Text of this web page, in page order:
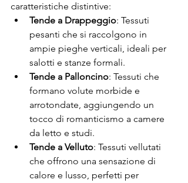
caratteristiche distintive:
Tende a Drappeggio: Tessuti
pesanti che si raccolgono in
ampie pieghe verticali, ideali per
salotti e stanze formali.
Tende a Palloncino: Tessuti che
formano volute morbide e
arrotondate, aggiungendo un
tocco di romanticismo a camere
da letto e studi.
Tende a Velluto: Tessuti vellutati
che offrono una sensazione di
calore e lusso, perfetti per